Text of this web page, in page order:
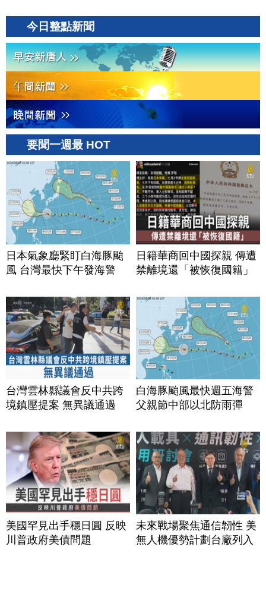
今日整點新聞
要聞一週最 HOT
日本氣象廳緊盯白海豚颱
風 台灣最快下午發海警
日籍華商回中國探親 傳遭
禁離境還「被恢復國籍」
台灣雲林縣議會反中共跨
境鎮壓提案 無異議通過
白海豚颱風最快週五海警
父親節中部以北防雨彈
美國罕見出手穩日圓 反映
川普政府美債問題
未來戰場聚焦通信韌性 美
無人機優勢計劃台廠列入